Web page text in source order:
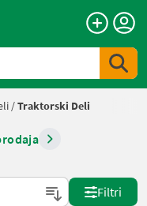
/Traktorski Deli
Filtri